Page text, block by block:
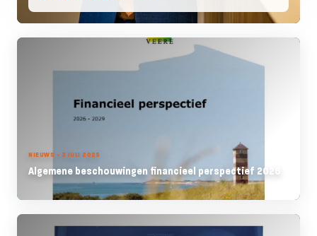
NIEUWS - 3 JULI 2025
Algemene beschouwingen financieel perspectief 2026